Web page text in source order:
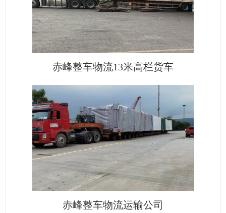
赤峰整车物流13米高栏货车
赤峰整车物流运输公司